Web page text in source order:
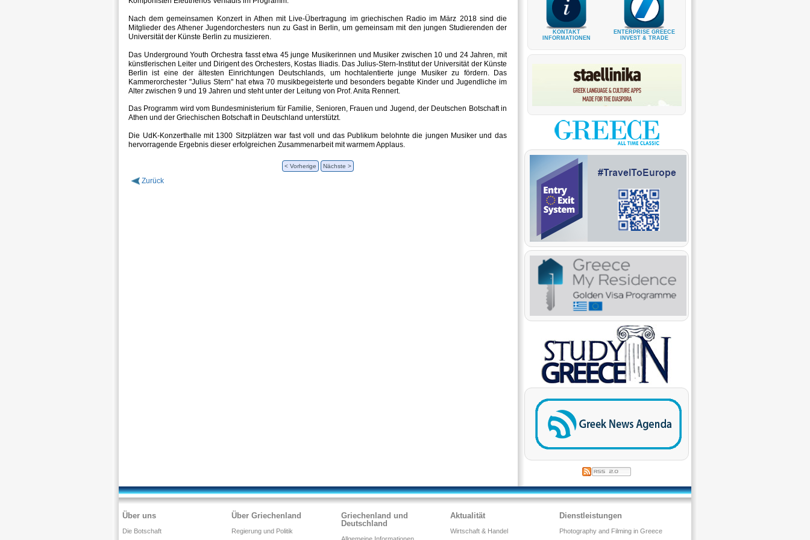
Nach dem gemeinsamen Konzert in Athen mit Live-Übertragung im griechischen Radio im März 2018 sind die
Mitglieder des Athener Jugendorchesters nun zu Gast in Berlin, um gemeinsam mit den jungen Studierenden der
Universität der Künste Berlin zu musizieren.
Das Underground Youth Orchestra fasst etwa 45 junge Musikerinnen und Musiker zwischen 10 und 24 Jahren, mit
künstlerischen Leiter und Dirigent des Orchesters, Kostas Iliadis. Das Julius-Stern-Institut der Universität der Künste
Berlin ist eine der ältesten Einrichtungen Deutschlands, um hochtalentierte junge Musiker zu fördern. Das
Kammerorchester "Julius Stern" hat etwa 70 musikbegeisterte und besonders begabte Kinder und Jugendliche im
Alter zwischen 9 und 19 Jahren und steht unter der Leitung von Prof. Anita Rennert.
Das Programm wird vom Bundesministerium für Familie, Senioren, Frauen und Jugend, der Deutschen Botschaft in
Athen und der Griechischen Botschaft in Deutschland unterstützt.
Die UdK-Konzerthalle mit 1300 Sitzplätzen war fast voll und das Publikum belohnte die jungen Musiker und das
hervorragende Ergebnis dieser erfolgreichen Zusammenarbeit mit warmem Applaus.
< Vorherige Nächste >
Zurück
KONTAKT
INFORMATIONEN
ENTERPRISE GREECE
INVEST & TRADE
Über uns
Die Botschaft
Über Griechenland
Regierung und Politik
Griechenland und
Deutschland
Aktualität
Wirtschaft & Handel
Dienstleistungen
Photography and Filming in Greece